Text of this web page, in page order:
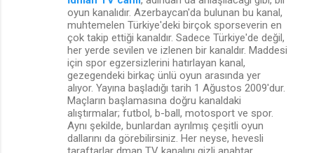
oyun kanalıdır. Azerbaycan'da bulunan bu kanal,
muhtemelen Türkiye'deki birçok sporseverin en
çok takip ettiği kanaldır. Sadece Türkiye'de değil,
her yerde sevilen ve izlenen bir kanaldır. Maddesi
için spor egzersizlerini hatırlayan kanal,
gezegendeki birkaç ünlü oyun arasında yer
alıyor. Yayına başladığı tarih 1 Ağustos 2009'dur.
Maçların başlamasına doğru kanaldaki
alıştırmalar; futbol, b-ball, motosport ve spor.
Aynı şekilde, bunlardan ayrılmış çeşitli oyun
dallarını da görebilirsiniz. Her neyse, hevesli